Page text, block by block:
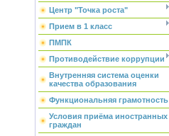
Центр "Точка роста"
Прием в 1 класс
ПМПК
Противодействие коррупции
Внутренняя система оценки
качества образования
Функциональняя грамотность
Условия приёма иностранных
граждан